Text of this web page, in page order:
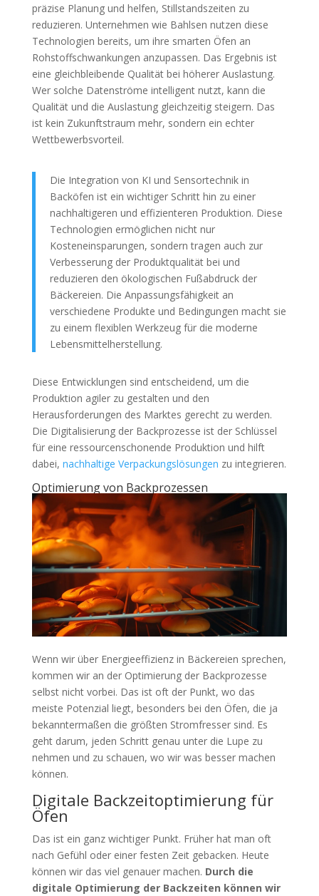
präzise Planung und helfen, Stillstandszeiten zu
reduzieren. Unternehmen wie Bahlsen nutzen diese
Technologien bereits, um ihre smarten Öfen an
Rohstoffschwankungen anzupassen. Das Ergebnis ist
eine gleichbleibende Qualität bei höherer Auslastung.
Wer solche Datenströme intelligent nutzt, kann die
Qualität und die Auslastung gleichzeitig steigern. Das
ist kein Zukunftstraum mehr, sondern ein echter
Wettbewerbsvorteil.
Die Integration von KI und Sensortechnik in
Backöfen ist ein wichtiger Schritt hin zu einer
nachhaltigeren und effizienteren Produktion. Diese
Technologien ermöglichen nicht nur
Kosteneinsparungen, sondern tragen auch zur
Verbesserung der Produktqualität bei und
reduzieren den ökologischen Fußabdruck der
Bäckereien. Die Anpassungsfähigkeit an
verschiedene Produkte und Bedingungen macht sie
zu einem flexiblen Werkzeug für die moderne
Lebensmittelherstellung.
Diese Entwicklungen sind entscheidend, um die
Produktion agiler zu gestalten und den
Herausforderungen des Marktes gerecht zu werden.
Die Digitalisierung der Backprozesse ist der Schlüssel
für eine ressourcenschonende Produktion und hilft
dabei, nachhaltige Verpackungslösungen zu integrieren.
Optimierung von Backprozessen
Wenn wir über Energieeffizienz in Bäckereien sprechen,
kommen wir an der Optimierung der Backprozesse
selbst nicht vorbei. Das ist oft der Punkt, wo das
meiste Potenzial liegt, besonders bei den Öfen, die ja
bekanntermaßen die größten Stromfresser sind. Es
geht darum, jeden Schritt genau unter die Lupe zu
nehmen und zu schauen, wo wir was besser machen
können.
Digitale Backzeitoptimierung für
Öfen
Das ist ein ganz wichtiger Punkt. Früher hat man oft
nach Gefühl oder einer festen Zeit gebacken. Heute
können wir das viel genauer machen. Durch die
digitale Optimierung der Backzeiten können wir